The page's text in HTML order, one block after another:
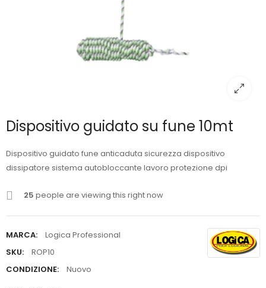
Dispositivo guidato su fune 10mt
Dispositivo guidato fune anticaduta sicurezza dispositivo
dissipatore sistema autobloccante lavoro protezione dpi
25 people are viewing this right now
MARCA:
Logica Professional
SKU:
ROP10
CONDIZIONE:
Nuovo